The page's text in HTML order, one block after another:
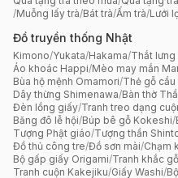
/Muỗng lấy trà/Bát trà/Ấm trà/Lưới
Đồ truyền thống Nhật
Kimono/Yukata/Hakama/Thắt lưng
Áo khoác Happi/Mèo may mắn
Bùa hộ mệnh Omamori/Thẻ gỗ cầu
Dây thừng Shimenawa/Bàn thờ
Đèn lồng giấy/Tranh treo dạng
Băng đô lễ hội/Búp bê gỗ Kokeshi/
Tượng Phật giáo/Tượng thần
Đồ thủ công tre/Đồ sơn mài/Chạm
Bộ gấp giấy Origami/Tranh khắc
Tranh cuộn Kakejiku/Giấy Washi/